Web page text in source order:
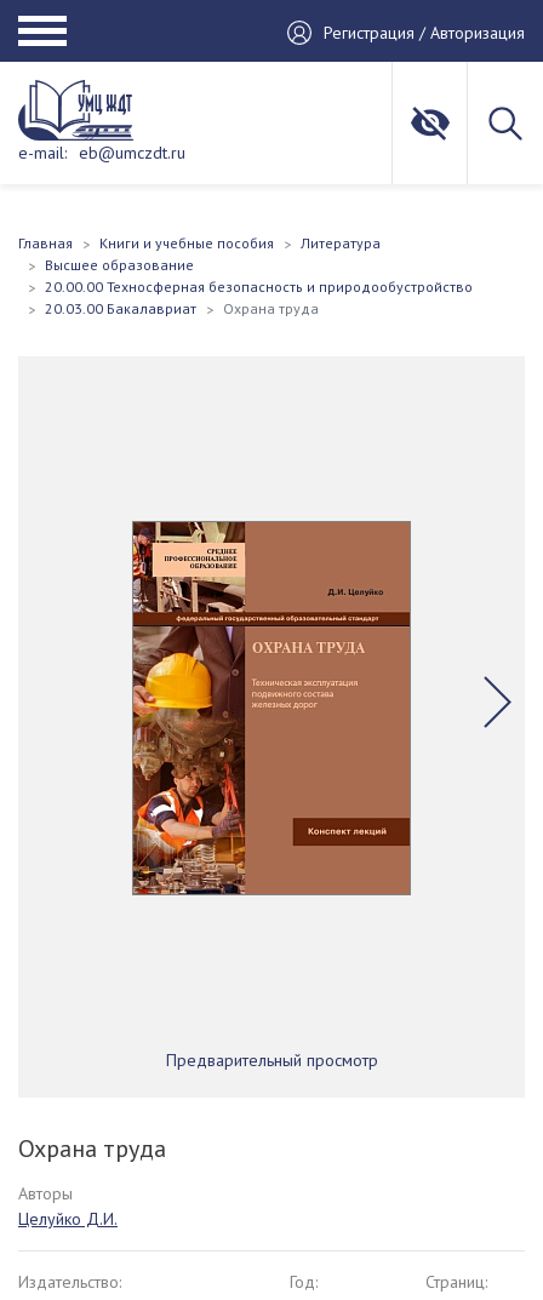
Регистрация / Авторизация
e-mail: eb@umczdt.ru
Главная Книги и учебные пособия
Литература
Высшее образование
20.00.00 Техносферная безопасность и природообустройство
20.03.00 Бакалавриат
Охрана труда
Предварительный просмотр
Охрана труда
Авторы
Целуйко Д.И.
Издательство:
Год:
Страниц: